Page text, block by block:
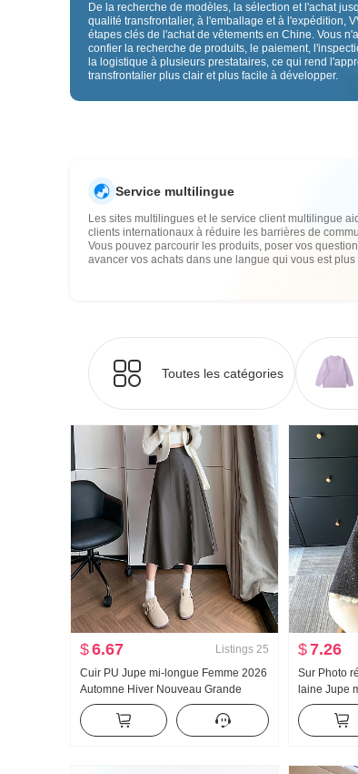
De la recherche de modèles, la sélection et l'achat
qualité transfrontalier, à l'emballage et à l'expédition,
étapes clés de l'achat de vêtements en Chine. Vous
confier la recherche de produits, le paiement,
la logistique à plusieurs prestataires, ce qui rend
transfrontalier plus clair et plus facile à développer.
Service multilingue
Les sites multilingues et le service client multilingue
clients internationaux à réduire les barrières de
Vous pouvez parcourir les produits, poser vos
avancer vos achats dans une langue qui vous est
Toutes les catégories
$6.67 Listings 25
Cuir PU Jupe mi-longue Femme 2026
Automne Hiver Nouveau Grande
balançoire Jupe en cuir Taille haute
Robe mi-longue Jupe trapèze
Couverture ... Amincissant Jupe courte
$7.26
Sur Photo
laine Jupe
Automne
Petite taille